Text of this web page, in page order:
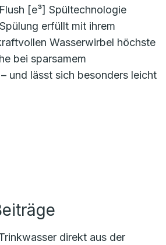
[e³] Spültechnologie
erfüllt mit ihrem
Wasserwirbel höchste
bei sparsamem
und lässt sich besonders leicht
direkt aus der